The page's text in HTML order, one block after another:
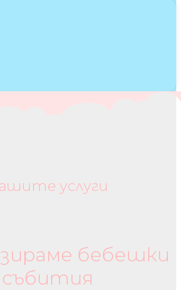
услуги
бебешки
събития